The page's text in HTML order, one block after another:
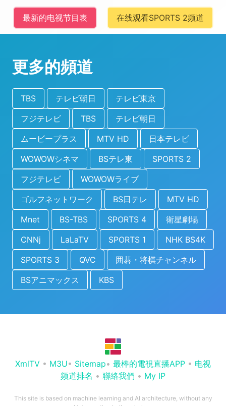
最新的电视节目表 在线观看SPORTS 2频道
更多的頻道
TBS テレビ朝日
テレビ東京
フジテレビ
TBS
テレビ朝日
ムービープラス
MTV HD
日本テレビ
WOWOWシネマ
BSテレ東
SPORTS 2
フジテレビ
WOWOWライブ
ゴルフネットワーク
BS日テレ
MTV HD
Mnet
BS-TBS SPORTS 4
衛星劇場
CNNj
LaLaTV SPORTS 1
NHK BS4K
SPORTS 3
QVC
囲碁・将棋チャンネル
BSアニマックス
KBS
XmlTV • M3U• Sitemap• 最棒的電視直播APP • 电视
频道排名 • 聯絡我們 • My IP
This site is based on machine learning and AI architecture, without any